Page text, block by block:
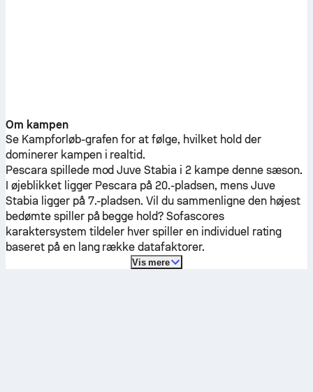
Om kampen
Se Kampforløb-grafen for at følge, hvilket hold der
dominerer kampen i realtid.
Pescara spillede modJuve Stabia i 2 kampe denne sæson.
I øjeblikket ligger Pescara på 20.-pladsen, mens Juve
Stabia ligger på 7.-pladsen. Vil du sammenligne den højest
bedømte spiller på begge hold? Sofascores
karaktersystem tildeler hver spiller en individuel rating
baseret på en lang række datafaktorer.
Vis mere